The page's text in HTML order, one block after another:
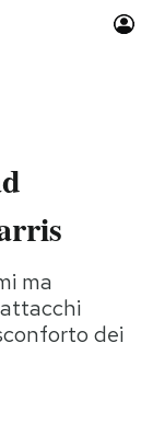
ma
dei